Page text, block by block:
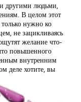
другими людьми,
В целом этот
нужно ко
не зацикливаясь
желание что-
повышенного
внутренним
деле хотите, вы